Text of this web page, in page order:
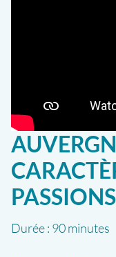
PASSIONS
Durée : 90 minutes